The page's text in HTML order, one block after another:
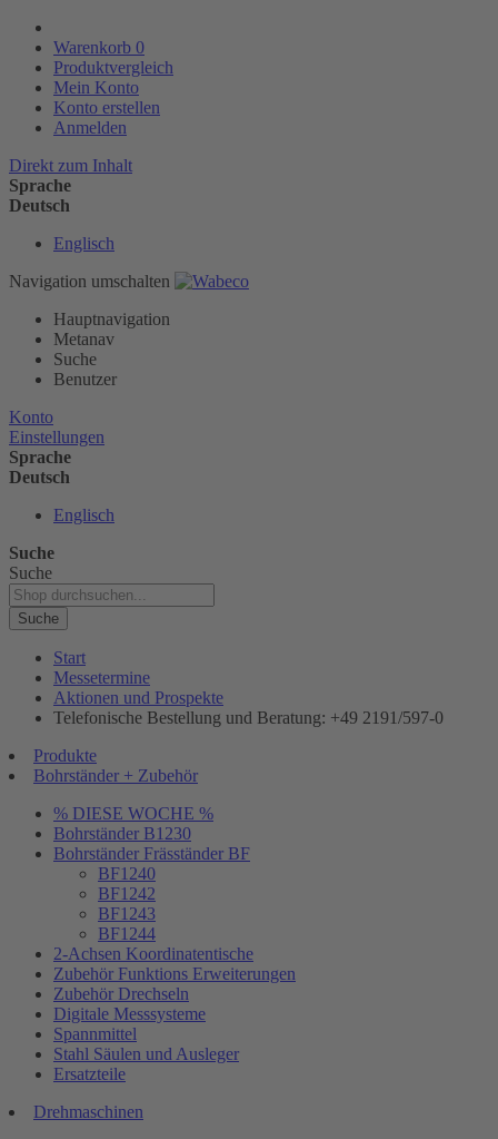
Warenkorb 0
Produktvergleich
Mein Konto
Konto erstellen
Anmelden
Direkt zum Inhalt
Sprache
Deutsch
Englisch
Navigation umschalten
Hauptnavigation
Metanav
Suche
Benutzer
Konto
Einstellungen
Sprache
Deutsch
Englisch
Suche
Suche
Suche
Start
Messetermine
Aktionen und Prospekte
Telefonische Bestellung und Beratung: +49 2191/597-0
Produkte
Bohrständer + Zubehör
% DIESE WOCHE %
Bohrständer B1230
Bohrständer Fräsständer BF
BF1240
BF1242
BF1243
BF1244
2-Achsen Koordinatentische
Zubehör Funktions Erweiterungen
Zubehör Drechseln
Digitale Messsysteme
Spannmittel
Stahl Säulen und Ausleger
Ersatzteile
Drehmaschinen